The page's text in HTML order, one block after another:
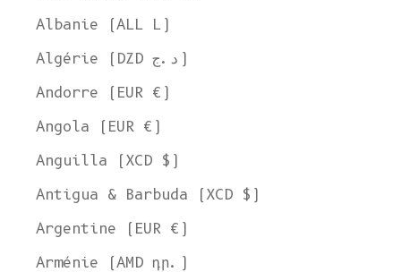
Albanie (ALL L)
Algérie (DZD د.ج)
Andorre (EUR €)
Angola (EUR €)
Anguilla (XCD $)
Antigua & Barbuda (XCD $)
Argentine (EUR €)
Arménie (AMD դր.)